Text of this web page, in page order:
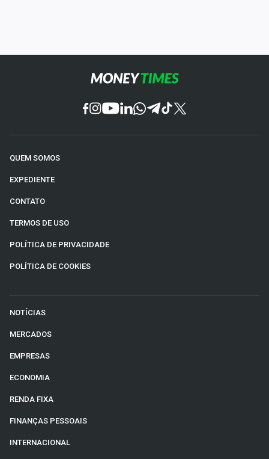
QUEM SOMOS
EXPEDIENTE
CONTATO
TERMOS DE USO
POLÍTICA DE PRIVACIDADE
POLÍTICA DE COOKIES
NOTÍCIAS
MERCADOS
EMPRESAS
ECONOMIA
RENDA FIXA
FINANÇAS PESSOAIS
INTERNACIONAL